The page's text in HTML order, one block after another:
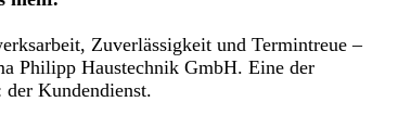
Zuverlässigkeit und Termintreue –
Philipp Haustechnik GmbH. Eine der
der Kundendienst.